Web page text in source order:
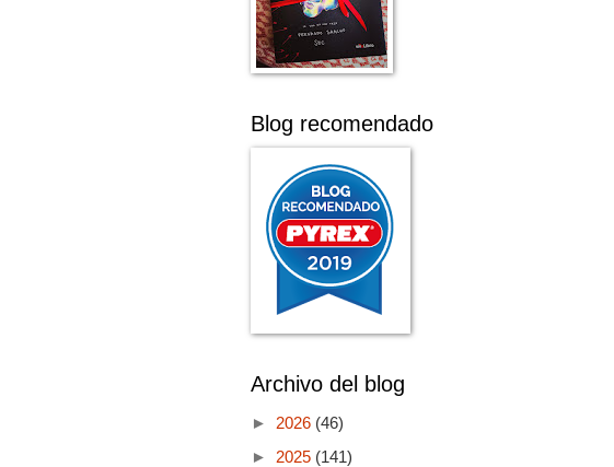
Blog recomendado
Archivo del blog
► 2026 (46)
► 2025 (141)